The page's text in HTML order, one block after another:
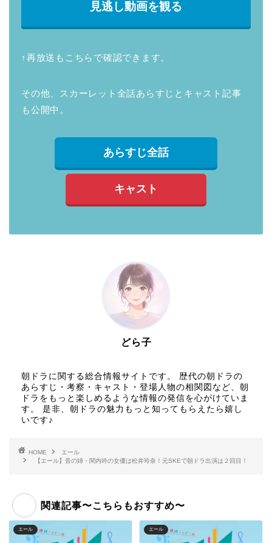
見逃し動画を観る
↑再放送もこちらで確認できます。
その他、スカーレット全話あらすじとキャスト記事
も公開中。
あらすじ全話
キャスト
どら子
朝ドラに関する総合情報サイトです。 歴代の朝ドラの
あらすじ・考察・キャスト・登場人物の相関図など、朝
ドラをもっと楽しめるような情報の発信を心がけていま
す。 是非、朝ドラの魅力もっと知ってもらえたら嬉し
いです♪
HOME
エール
【エール】音の姉・関内吟の女優は松井玲奈！元SKEで朝ドラ出演は２回目！
関連記事〜こちらもおすすめ〜
エール エール